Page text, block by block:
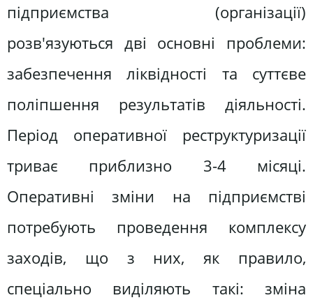
підприємства (організації)
розв'язуються дві основні проблеми:
забезпечення ліквідності та суттєве
поліпшення результатів діяльності.
Період оперативної реструктуризації
триває приблизно 3-4 місяці.
Оперативні зміни на підприємстві
потребують проведення комплексу
заходів, що з них, як правило,
спеціально виділяють такі: зміна